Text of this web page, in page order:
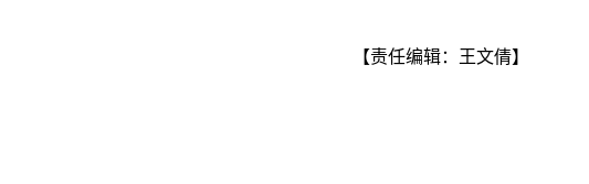
【责任编辑：王文倩】